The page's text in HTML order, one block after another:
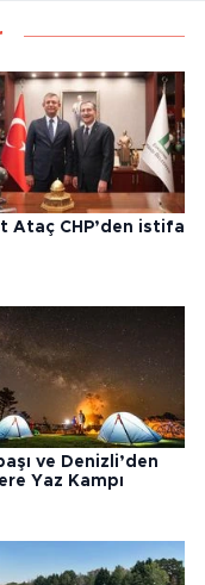
Ataç CHP’den istifa
ve Denizli’den
Yaz Kampı